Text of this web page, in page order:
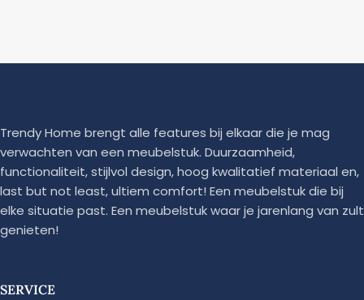
Trendy Home brengt alle features bij elkaar die je mag
verwachten van een meubelstuk. Duurzaamheid,
functionaliteit, stijlvol design, hoog kwalitatief materiaal en,
last but not least, ultiem comfort! Een meubelstuk die bij
elke situatie past. Een meubelstuk waar je jarenlang van zult
genieten!
SERVICE